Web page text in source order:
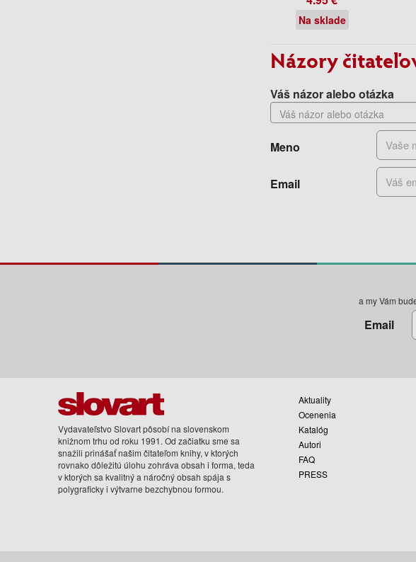
Na sklade
Názory
Váš názor alebo otázka
Meno
Email
a my Vám
Email
Vydavateľstvo Slovart pôsobí na slovenskom
knižnom trhu od roku 1991. Od začiatku sme sa
snažili prinášať našim čitateľom knihy, v ktorých
rovnako dôležitú úlohu zohráva obsah i forma, teda
v ktorých sa kvalitný a náročný obsah spája s
polygraficky i výtvarne bezchybnou formou.
Aktuality
Ocenenia
Katalóg
Autori
FAQ
PRESS